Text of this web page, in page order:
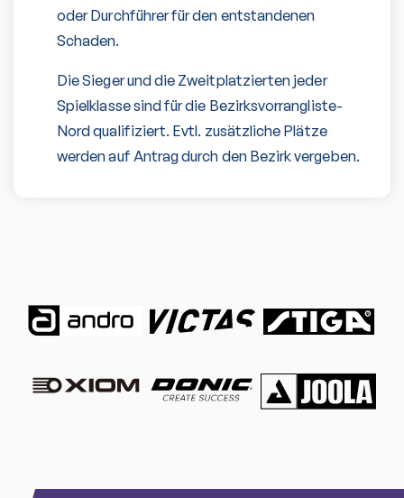
oder Durchführer für den entstandenen
Schaden.
Die Sieger und die Zweitplatzierten jeder
Spielklasse sind für die Bezirksvorrangliste-
Nord qualifiziert. Evtl. zusätzliche Plätze
werden auf Antrag durch den Bezirk vergeben.